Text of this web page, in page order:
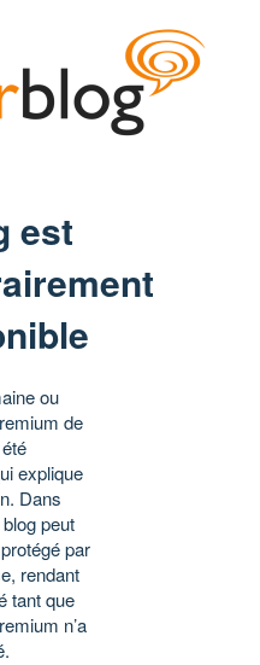
est
ou
de
explique
Dans
peut
par
rendant
tant que
n’a